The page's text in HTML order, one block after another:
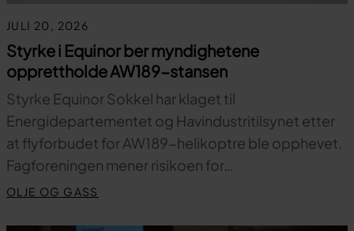
JULI 20, 2026
Styrke i Equinor ber myndighetene
opprettholde AW189-stansen
Styrke Equinor Sokkel har klaget til
Energidepartementet og Havindustritilsynet etter
at flyforbudet for AW189-helikoptre ble opphevet.
Fagforeningen mener risikoen for…
OLJE OG GASS